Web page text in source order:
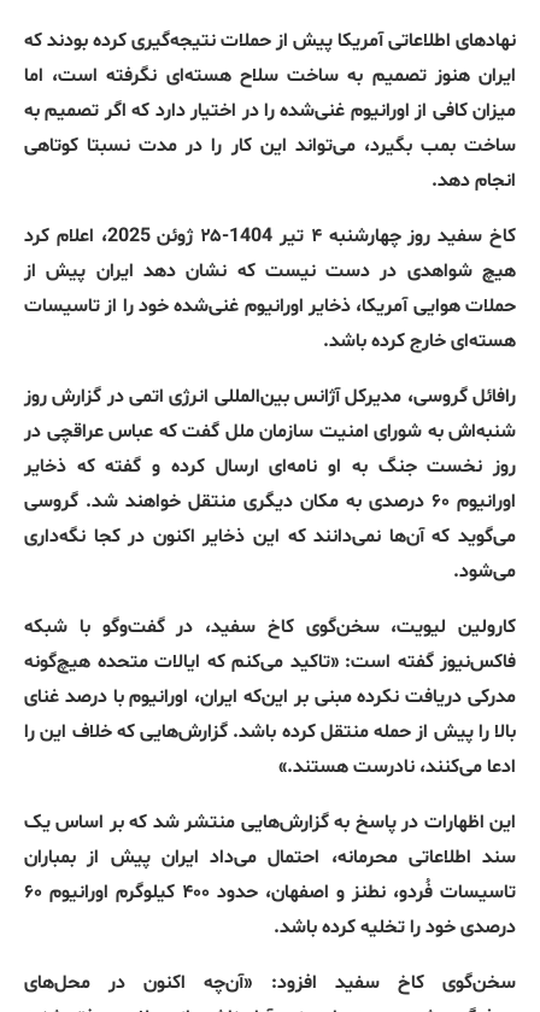
نهادهای اطلاعاتی آمریکا پیش از حملات نتیجه‌گیری کرده بودند که
ایران هنوز تصمیم به ساخت سلاح هسته‌ای نگرفته است، اما
میزان کافی از اورانیوم غنی‌شده را در اختیار دارد که اگر تصمیم به
ساخت بمب بگیرد، می‌تواند این کار را در مدت نسبتا کوتاهی
انجام دهد.
کاخ سفید روز چهارشنبه ۴ تیر 1404- ۲۵ ژوئن 2025
، اعلام کرد
هیچ شواهدی در دست نیست که نشان دهد ایران پیش از
حملات هوایی آمریکا، ذخایر اورانیوم غنی‌شده خود را از تاسیسات
هسته‌ای خارج کرده باشد.
رافائل گروسی، مدیرکل آژانس بین‌المللی انرژی اتمی در گزارش روز
شنبه‌اش به شورای امنیت سازمان ملل گفت که عباس عراقچی در
روز نخست جنگ به او نامه‌ای ارسال کرده و گفته که ذخایر
اورانیوم ۶۰ درصدی به مکان دیگری منتقل خواهند شد
. گروسی
می‌گوید که آن‌ها نمی‌دانند که این ذخایر اکنون در کجا نگه‌داری
می‌شود.
کارولین لیویت، سخن‌گوی کاخ سفید، در گفت‌وگو با شبکه
فاکس‌نیوز گفته است: «تاکید می‌کنم که ایالات متحده هیچ‌گونه
مدرکی دریافت نکرده مبنی بر این‌که ایران، اورانیوم با درصد غنای
بالا را پیش از حمله منتقل کرده باشد. گزارش‌هایی که خلاف این را
ادعا می‌کنند، نادرست هستند.»
این اظهارات در پاسخ به گزارش‌هایی منتشر شد که بر اساس یک
سند اطلاعاتی محرمانه، احتمال می‌داد ایران پیش از بمباران
تاسیسات فُردو، نطنز و اصفهان، حدود ۴۰۰ کیلوگرم اورانیوم ۶۰
درصدی خود را تخلیه کرده باشد.
سخن‌گوی کاخ سفید افزود: «آن‌چه اکنون در محل‌های